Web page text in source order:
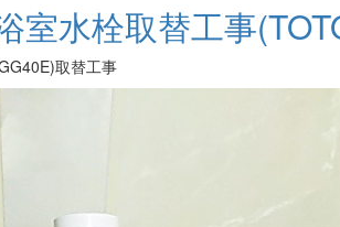
水栓取替工事
取替工事